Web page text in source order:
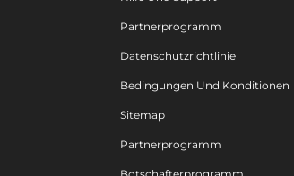
Partnerprogramm
Datenschutzrichtlinie
Bedingungen Und Konditionen
Sitemap
Partnerprogramm